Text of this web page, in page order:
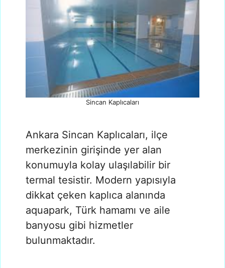
Sincan Kaplıcaları
Ankara Sincan Kaplıcaları, ilçe
merkezinin girişinde yer alan
konumuyla kolay ulaşılabilir bir
termal tesistir. Modern yapısıyla
dikkat çeken kaplıca alanında
aquapark, Türk hamamı ve aile
banyosu gibi hizmetler
bulunmaktadır.